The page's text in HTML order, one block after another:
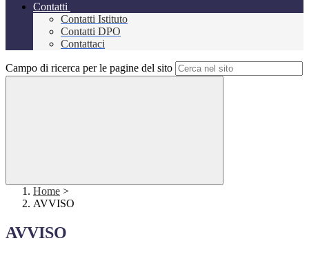
Contatti
Contatti Istituto
Contatti DPO
Contattaci
Campo di ricerca per le pagine del sito
Home >
AVVISO
AVVISO